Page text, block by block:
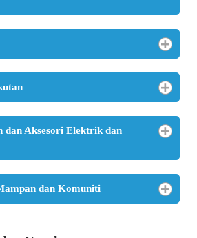
dan Aksesori Elektrik dan
dan Komuniti